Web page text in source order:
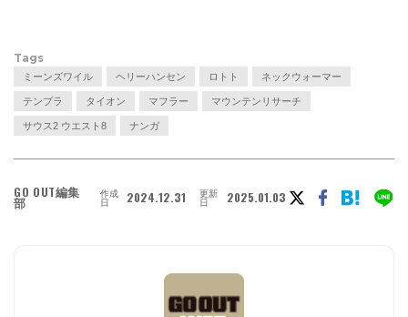
Tags
ミーンズワイル ヘリーハンセン ロトト ネックウォーマー
テンプラ タイオン マフラー マウンテンリサーチ
サウス2 ウエスト8 ナンガ
GO OUT編集
部
作成
日 2024.12.31 更新
日 2025.01.03